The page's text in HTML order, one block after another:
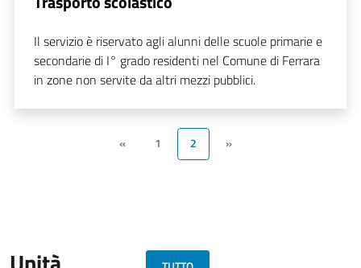
Il servizio è riservato agli alunni delle scuole primarie e
secondarie di I° grado residenti nel Comune di Ferrara
in zone non servite da altri mezzi pubblici.
« 1 2 »